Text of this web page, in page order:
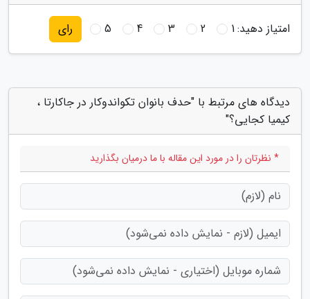
امتیاز دهید:1
2
3
4
5 رای
دیدگاه های مرتبط با "حدف بانوان تکواندوکار در جاکارتا ،
کیمیا کجایی؟"
* نظرتان را در مورد این مقاله با ما درمیان بگذارید